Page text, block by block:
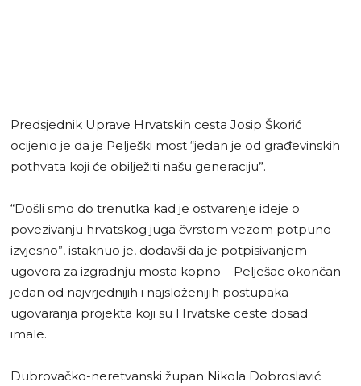
Predsjednik Uprave Hrvatskih cesta Josip Škorić
ocijenio je da je Pelješki most “jedan je od građevinskih
pothvata koji će obilježiti našu generaciju”.
“Došli smo do trenutka kad je ostvarenje ideje o
povezivanju hrvatskog juga čvrstom vezom potpuno
izvjesno”, istaknuo je, dodavši da je potpisivanjem
ugovora za izgradnju mosta kopno – Pelješac okončan
jedan od najvrjednijih i najsloženijih postupaka
ugovaranja projekta koji su Hrvatske ceste dosad
imale.
Dubrovačko-neretvanski župan Nikola Dobroslavić